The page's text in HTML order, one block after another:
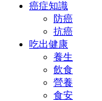
癌症知識
防癌
抗癌
吃出健康
養生
飲食
營養
食安